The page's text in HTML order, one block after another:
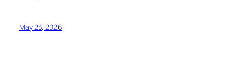
May 23, 2026